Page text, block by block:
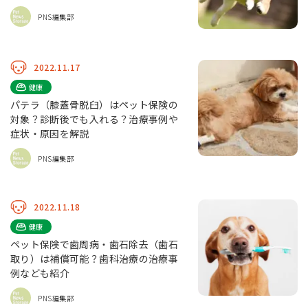
PNS編集部
2022.11.17
健康
パテラ（膝蓋骨脱臼）はペット保険の
対象？診断後でも入れる？治療事例や
症状・原因を解説
PNS編集部
2022.11.18
健康
ペット保険で歯周病・歯石除去（歯石
取り）は補償可能？歯科治療の治療事
例なども紹介
PNS編集部